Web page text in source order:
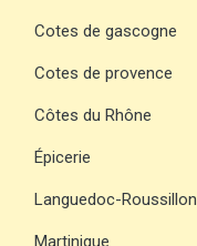
Cotes de gascogne
Cotes de provence
Côtes du Rhône
Épicerie
Languedoc-Roussillon
Martinique